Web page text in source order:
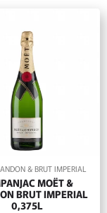
& BRUT IMPERIAL
MOËT &
BRUT IMPERIAL
0,375L